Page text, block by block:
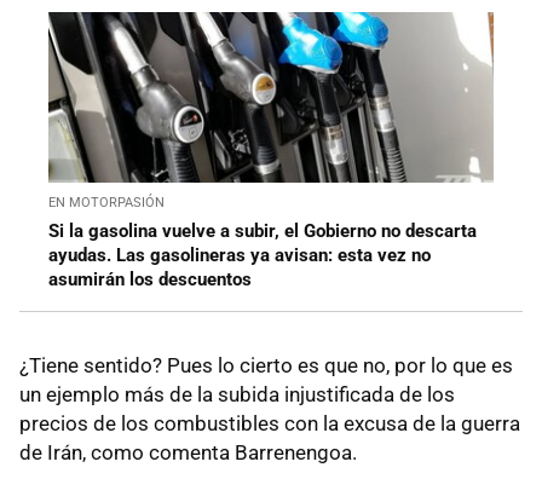
EN MOTORPASIÓN
Si la gasolina vuelve a subir, el Gobierno no descarta
ayudas. Las gasolineras ya avisan: esta vez no
asumirán los descuentos
¿Tiene sentido? Pues lo cierto es que no, por lo que es
un ejemplo más de la subida injustificada de los
precios de los combustibles con la excusa de la guerra
de Irán, como comenta Barrenengoa.